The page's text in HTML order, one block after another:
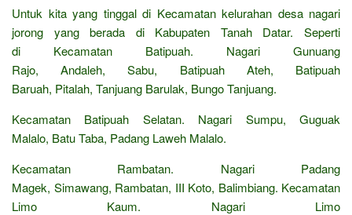
Untuk kita yang tinggal di Kecamatan kelurahan desa nagari
jorong yang berada di Kabupaten Tanah Datar. Seperti
di Kecamatan Batipuah. Nagari Gunuang
Rajo, Andaleh, Sabu, Batipuah Ateh, Batipuah
Baruah, Pitalah, Tanjuang Barulak, Bungo Tanjuang.
Kecamatan Batipuah Selatan. Nagari Sumpu, Guguak
Malalo, Batu Taba, Padang Laweh Malalo.
Kecamatan Rambatan. Nagari Padang
Magek, Simawang, Rambatan, III Koto, Balimbiang. Kecamatan
Limo Kaum. Nagari Limo